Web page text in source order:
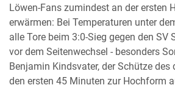
Löwen-Fans zumindest an der ersten
erwärmen: Bei Temperaturen unter
alle Tore beim 3:0-Sieg gegen den SV
vor dem Seitenwechsel - besonders
Benjamin Kindsvater, der Schütze
den ersten 45 Minuten zur Hochform